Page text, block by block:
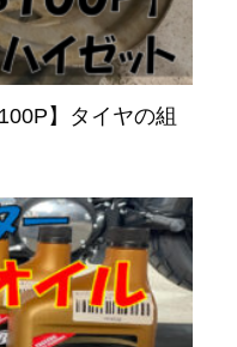
】タイヤの組